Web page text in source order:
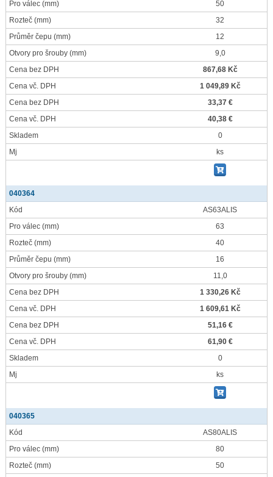
Pro válec (mm)
50
Rozteč (mm)
32
Průměr čepu (mm)
12
Otvory pro šrouby (mm)
9,0
Cena bez DPH
867,68 Kč
Cena vč. DPH
1 049,89 Kč
Cena bez DPH
33,37 €
Cena vč. DPH
40,38 €
Skladem
0
Mj
ks
040364
Kód
AS63ALIS
Pro válec (mm)
63
Rozteč (mm)
40
Průměr čepu (mm)
16
Otvory pro šrouby (mm)
11,0
Cena bez DPH
1 330,26 Kč
Cena vč. DPH
1 609,61 Kč
Cena bez DPH
51,16 €
Cena vč. DPH
61,90 €
Skladem
0
Mj
ks
040365
Kód
AS80ALIS
Pro válec (mm)
80
Rozteč (mm)
50